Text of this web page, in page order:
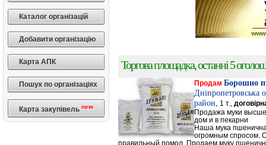
Каталог організацій
Добавити організацію
Карта АПК
Пошук по організаціях
Карта закупівель new
Торгова площадка, останні 5
Продам Борошно
Дніпропетровська
район, 1 т.,
Продажа муки
дом и в пекарни
Наша мука
огромным спросом.
правильный помол. Продаем муку